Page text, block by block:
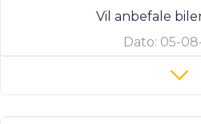
Vil anbefale
Dato: 05-